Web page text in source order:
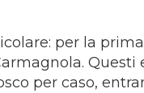
per la
per caso,